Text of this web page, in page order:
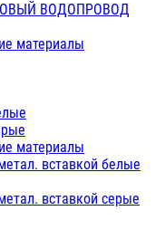
ВОДОПРОВОД
материалы
материалы
вставкой белые
вставкой серые